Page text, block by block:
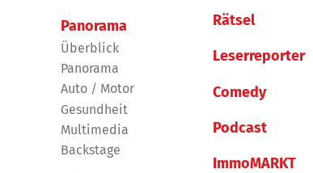
Panorama
Überblick
Panorama
Auto / Motor
Gesundheit
Multimedia
Backstage
Rätsel
Leserreporter
Comedy
Podcast
ImmoMARKT